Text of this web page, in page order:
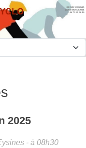
2025
- à 08h30